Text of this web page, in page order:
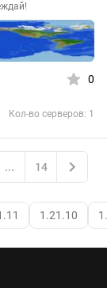
0
Кол-во серверов: 1
... 14
1.21.10